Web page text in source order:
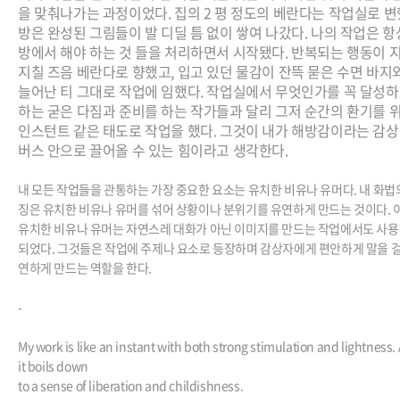
을 맞춰나가는 과정이었다. 집의 2 평 정도의 베란다는 작업실로
방은 완성된 그림들이 발 디딜 틈 없이 쌓여 나갔다. 나의 작업은 항
방에서 해야 하는 것 들을 처리하면서 시작됐다. 반복되는 행동이
지칠 즈음 베란다로 향했고, 입고 있던 물감이 잔뜩 묻은 수면 바지
늘어난 티 그대로 작업에 임했다. 작업실에서 무엇인가를 꼭 달성
하는 굳은 다짐과 준비를 하는 작가들과 달리 그저 순간의 환기를
인스턴트 같은 태도로 작업을 했다. 그것이 내가 해방감이라는 감
버스 안으로 끌어올 수 있는 힘이라고 생각한다.
내 모든 작업들을 관통하는 가장 중요한 요소는 유치한 비유나 유머다. 내 화법
징은 유치한 비유나 유머를 섞어 상황이나 분위기를 유연하게 만드는 것이다.
유치한 비유나 유머는 자연스레 대화가 아닌 이미지를 만드는 작업에서도 사
되었다. 그것들은 작업에 주제나 요소로 등장하며 감상자에게 편안하게 말을
연하게 만드는 역할을 한다.
-
My work is like an instant with both strong stimulation and lightness.
it boils down
to a sense of liberation and childishness.